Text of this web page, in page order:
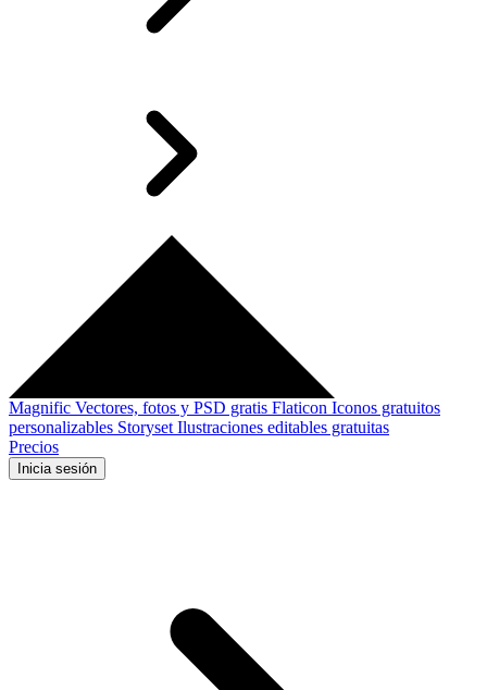
Magnific Vectores, fotos y PSD gratis Flaticon Iconos gratuitos
personalizables Storyset Ilustraciones editables gratuitas
Precios
Inicia sesión